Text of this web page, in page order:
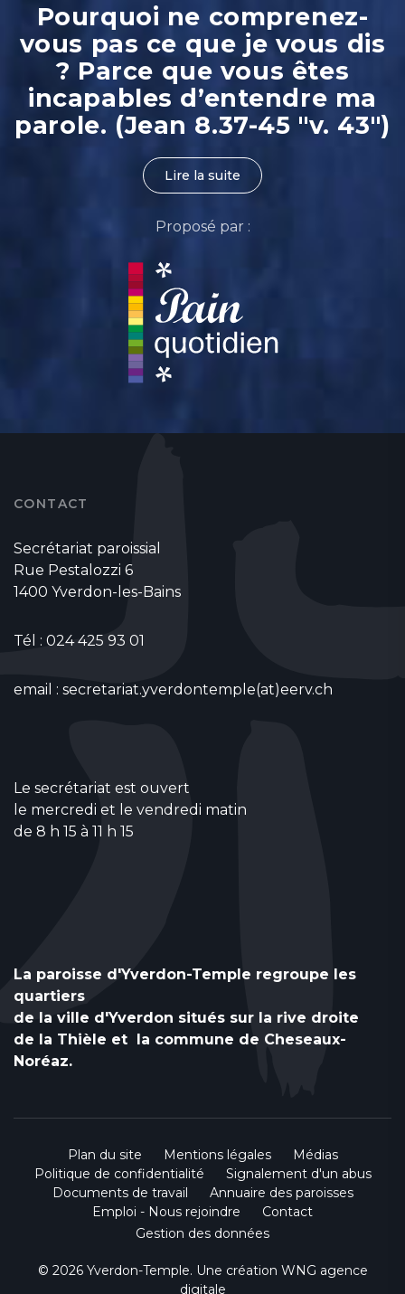
Pourquoi ne comprenez-
vous pas ce que je vous dis
? Parce que vous êtes
incapables d’entendre ma
parole. (Jean 8.37-45 "v. 43")
Lire la suite
Proposé par :
CONTACT
Secrétariat paroissial
Rue Pestalozzi 6
1400 Yverdon-les-Bains
Tél : 024 425 93 01
email : secretariat.yverdontemple(at)eerv.ch
Le secrétariat est ouvert
le mercredi et le vendredi matin
de 8 h 15 à 11 h 15
La paroisse d'Yverdon-Temple regroupe les
quartiers
de la ville d'Yverdon situés sur la rive droite
de la Thièle et la commune de Cheseaux-
Noréaz.
Plan du site Mentions légales
Médias
Politique de confidentialité
Signalement d'un abus
Documents de travail
Annuaire des paroisses
Emploi - Nous rejoindre
Contact
Gestion des données
© 2026 Yverdon-Temple. Une création WNG agence
digitale